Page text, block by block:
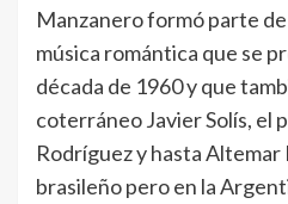
Manzanero formó parte de
música romántica que se
década de 1960 y que
coterráneo Javier Solís,
Rodríguez y hasta
brasileño pero en la